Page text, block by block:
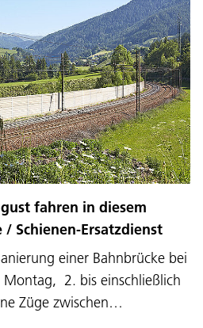
Cookie Policy
Beschwerden
fahren in diesem
Schienen-Ersatzdienst
einer Bahnbrücke bei
Montag, 2. bis einschließlich
Züge zwischen…